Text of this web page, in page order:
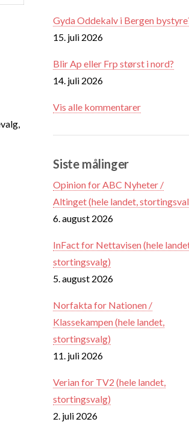
Gyda Oddekalv i Bergen
15. juli 2026
Blir Ap eller Frp størst i nord?
14. juli 2026
Vis alle kommentarer
Siste målinger
Opinion for ABC Nyheter /
Altinget (hele landet,
6. august 2026
InFact for Nettavisen (hele
stortingsvalg)
5. august 2026
Norfakta for Nationen /
Klassekampen (hele landet,
stortingsvalg)
11. juli 2026
Verian for TV2 (hele landet,
stortingsvalg)
2. juli 2026